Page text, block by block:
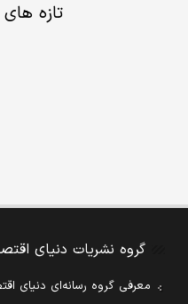
تازه
گروه نشریات دنیای
معرفی گروه رسانه‌ای دنیای